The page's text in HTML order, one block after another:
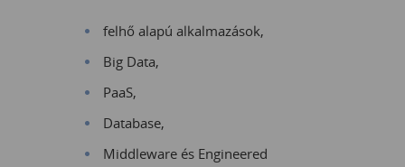
felhő alapú alkalmazások,
Big Data,
PaaS,
Database,
Middleware és Engineered